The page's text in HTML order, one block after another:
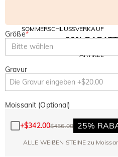
SOMMERSCHLUSSVERKAUF
10% RABATT
AUF ALLES
30% RABATT
ARTIKEL
Größe*
Bitte wählen
Gravur
Moissanit (Optional)
+$342.00$456.00 25%
ALLE WEIßEN STEINE zu